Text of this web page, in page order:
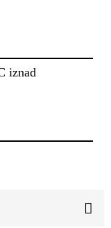
iznad